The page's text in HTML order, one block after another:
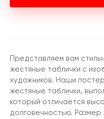
Представляем вам
жестяные таблички с
художников. Наши
жестяные таблички,
который отличается
долговечностью. Размер